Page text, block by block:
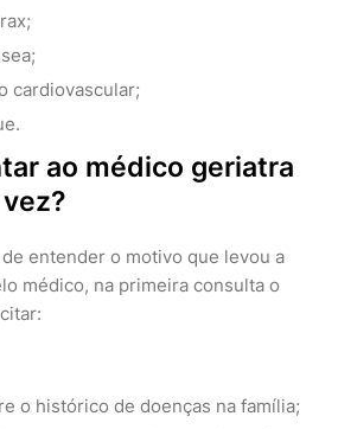
cardiovascular;
ao médico geriatra
entender o motivo que levou a
médico, na primeira consulta o
o histórico de doenças na família;